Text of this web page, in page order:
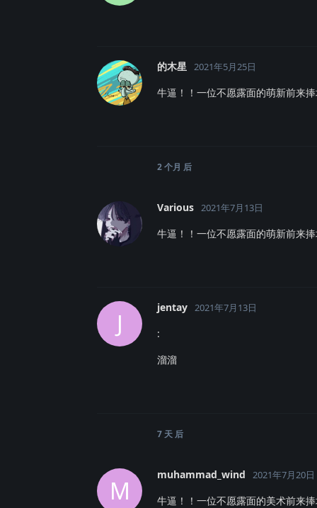
的木星 2021年5月25日
牛逼！！一位不愿露面的萌新前来
2 个月 后
Various 2021年7月13日
牛逼！！一位不愿露面的萌新前来
J
jentay 2021年7月13日
:
溜溜
7 天 后
M
muhammad_wind 2021年7月20日
牛逼！！一位不愿露面的美术前来